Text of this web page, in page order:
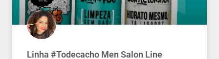
Linha #Todecacho Men Salon Line